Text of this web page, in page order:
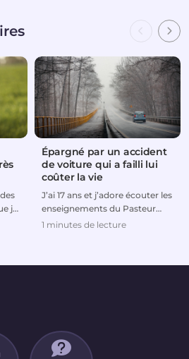
je
Épargné par un accident
de voiture qui a failli lui
coûter la vie
J’ai 17 ans et j’adore écouter les
enseignements du Pasteur
Prince. Ils me font
1 minutes de lecture